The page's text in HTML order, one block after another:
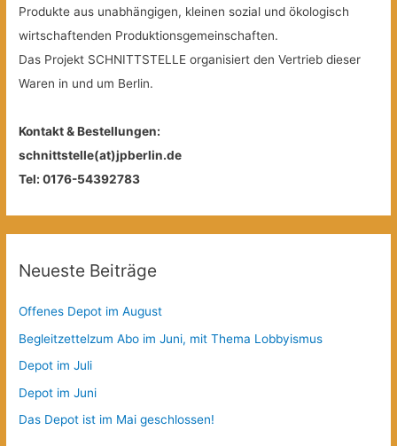
Produkte aus unabhängigen, kleinen sozial und ökologisch
wirtschaftenden Produktionsgemeinschaften.
Das Projekt SCHNITTSTELLE organisiert den Vertrieb dieser
Waren in und um Berlin.
Kontakt & Bestellungen:
schnittstelle(at)jpberlin.de
Tel: 0176-54392783
Neueste Beiträge
Offenes Depot im August
Begleitzettelzum Abo im Juni, mit Thema Lobbyismus
Depot im Juli
Depot im Juni
Das Depot ist im Mai geschlossen!